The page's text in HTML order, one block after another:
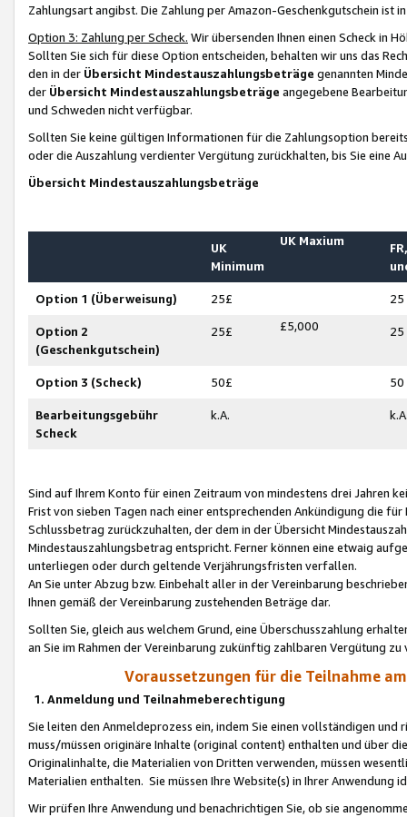
Zahlungsart angibst. Die Zahlung per Amazon-Geschenkgutschein ist
Option 3: Zahlung per Scheck. Wir übersenden Ihnen einen Scheck in
Sollten Sie sich für diese Option entscheiden, behalten wir uns das
den in der Übersicht Mindestauszahlungsbeträge genannten
der Übersicht Mindestauszahlungsbeträge angegebene
und Schweden nicht verfügbar.
Sollten Sie keine gültigen Informationen für die Zahlungsoption
oder die Auszahlung verdienter Vergütung zurückhalten, bis Sie
Übersicht Mindestauszahlungsbeträge
UK
Minimum
UK Maxium
Option 1 (Überweisung) 25£ 25
Option 2
(Geschenkgutschein)
25£ £5,000 25
Option 3 (Scheck) 50£ 50
Bearbeitungsgebühr
Scheck
k.A.
Sind auf Ihrem Konto für einen Zeitraum von mindestens drei Jahren
Frist von sieben Tagen nach einer entsprechenden Ankündigung die
Schlussbetrag zurückzuhalten, der dem in der Übersicht
Mindestauszahlungsbetrag entspricht. Ferner können eine etwaig
unterliegen oder durch geltende Verjährungsfristen verfallen.
An Sie unter Abzug bzw. Einbehalt aller in der Vereinbarung
Ihnen gemäß der Vereinbarung zustehenden Beträge dar.
Sollten Sie, gleich aus welchem Grund, eine Überschusszahlung
an Sie im Rahmen der Vereinbarung zukünftig zahlbaren Vergütung zu
Voraussetzungen für die Teilnahme
1. Anmeldung und Teilnahmeberechtigung
Sie leiten den Anmeldeprozess ein, indem Sie einen vollständigen
muss/müssen originäre Inhalte (original content) enthalten und über
Originalinhalte, die Materialien von Dritten verwenden, müssen
Materialien enthalten. Sie müssen Ihre Website(s) in Ihrer Anwendung
Wir prüfen Ihre Anwendung und benachrichtigen Sie, ob sie